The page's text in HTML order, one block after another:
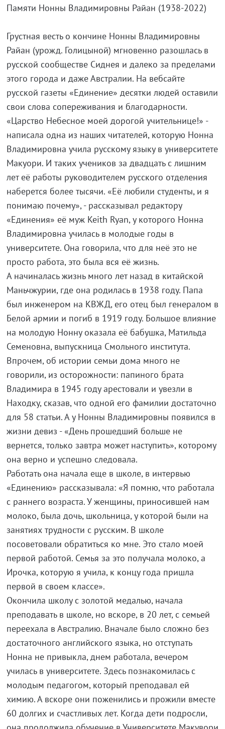
Памяти Нонны Владимировны Райан (1938-2022)
Грустная весть о кончине Нонны Владимировны
Райан (урожд. Голицыной) мгновенно разошлась в
русской сообществе Сиднея и далеко за пределами
этого города и даже Австралии. На вебсайте
русской газеты «Единение» десятки людей оставили
свои слова сопереживания и благодарности.
«Царство Небесное моей дорогой учительнице!» -
написала одна из наших читателей, которую Нонна
Владимировна учила русскому языку в университете
Макуори. И таких учеников за двадцать с лишним
лет её работы руководителем русского отделения
наберется более тысячи. «Её любили студенты, и я
понимаю почему», - рассказывал редактору
«Единения» её муж Keith Ryan, у которого Нонна
Владимировна училась в молодые годы в
университете. Она говорила, что для неё это не
просто работа, это была вся её жизнь.
А начиналась жизнь много лет назад в китайской
Маньчжурии, где она родилась в 1938 году. Папа
был инженером на КВЖД, его отец был генералом в
Белой армии и погиб в 1919 году. Большое влияние
на молодую Нонну оказала её бабушка, Матильда
Семеновна, выпускница Смольного института.
Впрочем, об истории семьи дома много не
говорили, из осторожности: папиного брата
Владимира в 1945 году арестовали и увезли в
Находку, сказав, что одной его фамилии достаточно
для 58 статьи. А у Нонны Владимировны появился в
жизни девиз - «День прошедший больше не
вернется, только завтра может наступить», которому
она верно и успешно следовала.
Работать она начала еще в школе, в интервью
«Единению» рассказывала: «Я помню, что работала
с раннего возраста. У женщины, приносившей нам
молоко, была дочь, школьница, у которой были на
занятиях трудности с русским. В школе
посоветовали обратиться ко мне. Это стало моей
первой работой. Семья за это получала молоко, а
Ирочка, которую я учила, к концу года пришла
первой в своем классе».
Окончила школу с золотой медалью, начала
преподавать в школе, но вскоре, в 20 лет, с семьей
переехала в Австралию. Вначале было сложно без
достаточного английского языка, но отступать
Нонна не привыкла, днем работала, вечером
училась в университете. Здесь познакомилась с
молодым педагогом, который преподавал ей
химию. А вскоре они поженились и прожили вместе
60 долгих и счастливых лет. Когда дети подросли,